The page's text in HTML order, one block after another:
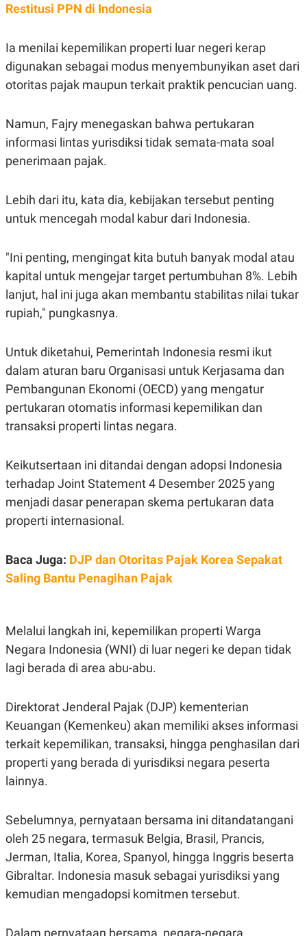
Restitusi PPN di Indonesia
Ia menilai kepemilikan properti luar negeri kerap
digunakan sebagai modus menyembunyikan aset dari
otoritas pajak maupun terkait praktik pencucian uang.
Namun, Fajry menegaskan bahwa pertukaran
informasi lintas yurisdiksi tidak semata-mata soal
penerimaan pajak.
Lebih dari itu, kata dia, kebijakan tersebut penting
untuk mencegah modal kabur dari Indonesia.
"Ini penting, mengingat kita butuh banyak modal atau
kapital untuk mengejar target pertumbuhan 8%. Lebih
lanjut, hal ini juga akan membantu stabilitas nilai tukar
rupiah," pungkasnya.
Untuk diketahui, Pemerintah Indonesia resmi ikut
dalam aturan baru Organisasi untuk Kerjasama dan
Pembangunan Ekonomi (OECD) yang mengatur
pertukaran otomatis informasi kepemilikan dan
transaksi properti lintas negara.
Keikutsertaan ini ditandai dengan adopsi Indonesia
terhadap Joint Statement 4 Desember 2025 yang
menjadi dasar penerapan skema pertukaran data
properti internasional.
Baca Juga: DJP dan Otoritas Pajak Korea Sepakat
Saling Bantu Penagihan Pajak
Melalui langkah ini, kepemilikan properti Warga
Negara Indonesia (WNI) di luar negeri ke depan tidak
lagi berada di area abu-abu.
Direktorat Jenderal Pajak (DJP) kementerian
Keuangan (Kemenkeu) akan memiliki akses informasi
terkait kepemilikan, transaksi, hingga penghasilan dari
properti yang berada di yurisdiksi negara peserta
lainnya.
Sebelumnya, pernyataan bersama ini ditandatangani
oleh 25 negara, termasuk Belgia, Brasil, Prancis,
Jerman, Italia, Korea, Spanyol, hingga Inggris beserta
Gibraltar. Indonesia masuk sebagai yurisdiksi yang
kemudian mengadopsi komitmen tersebut.
Dalam pernyataan bersama, negara-negara